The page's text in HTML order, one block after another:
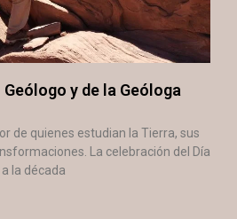
y de la Geóloga
de quienes estudian la Tierra, sus
La celebración del Día
la década